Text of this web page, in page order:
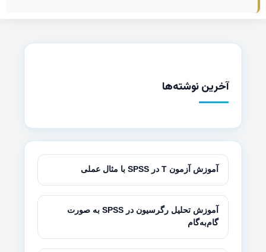
آخرین نوشته‌ها
آموزش آزمون T در SPSS با مثال عملی
آموزش تحلیل رگرسیون در SPSS به صورت
گام‌به‌گام